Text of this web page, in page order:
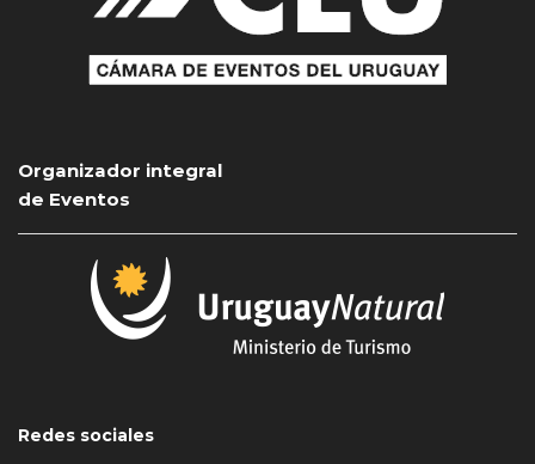
Organizador integral
de Eventos
Redes sociales